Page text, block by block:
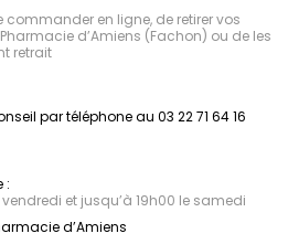
en ligne, de retirer vos
d’Amiens (Fachon) ou de les
retrait
par téléphone au 03 22 71 64 16
:
et jusqu’à 19h00 le samedi
d’Amiens